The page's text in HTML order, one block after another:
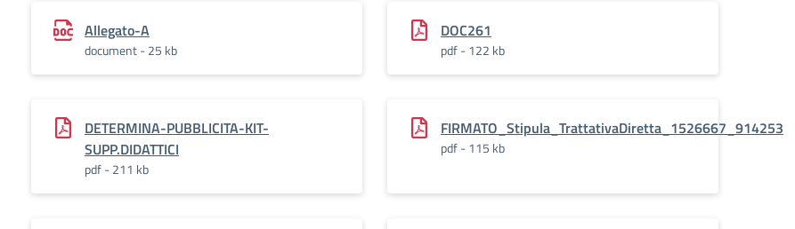
Allegato-A
document - 25 kb
DOC261
pdf - 122 kb
DETERMINA-PUBBLICITA-KIT-
SUPP.DIDATTICI
pdf - 211 kb
FIRMATO_Stipula_TrattativaDiretta_1526667_914253
pdf - 115 kb